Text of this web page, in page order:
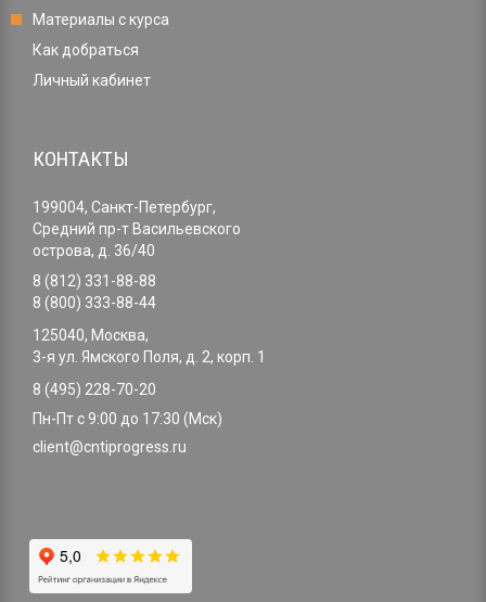
Материалы с курса
Как добраться
Личный кабинет
КОНТАКТЫ
199004, Санкт-Петербург,
Средний пр-т Васильевского
острова, д. 36/40
8 (812) 331-88-88
8 (800) 333-88-44
125040, Москва,
3-я ул. Ямского Поля, д. 2, корп. 1
8 (495) 228-70-20
Пн-Пт с 9:00 до 17:30 (Мск)
client@cntiprogress.ru